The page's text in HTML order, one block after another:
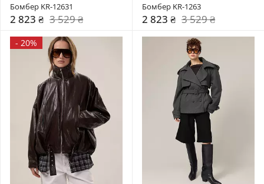
Бомбер KR-12631
2 823 ₴ 3 529 ₴
Бомбер KR-1263
2 823 ₴ 3 529 ₴
- 20%